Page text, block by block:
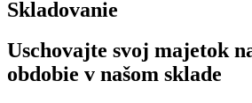
Skladovanie
Uschovajte svoj majetok
obdobie v našom sklade